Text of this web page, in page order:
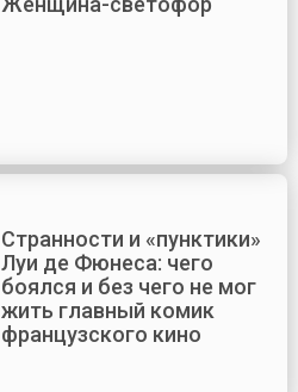
Странности и «пунктики»
Луи де Фюнеса: чего
боялся и без чего не мог
жить главный комик
французского кино